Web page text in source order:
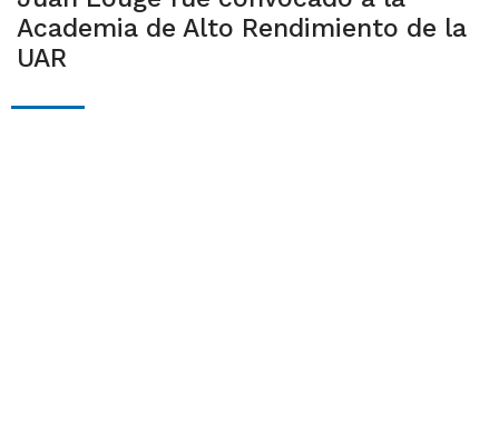
Academia de Alto Rendimiento de la
UAR